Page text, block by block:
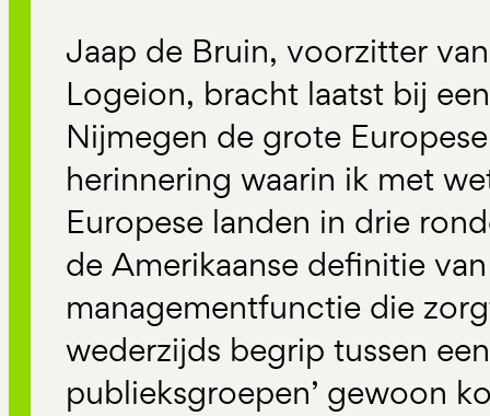
Jaap de Bruin, voorzitter
Logeion, bracht laatst bij
Nijmegen de grote
herinnering waarin ik met
Europese landen in drie
de Amerikaanse definitie
managementfunctie die
wederzijds begrip tussen
publieksgroepen’ gewoon